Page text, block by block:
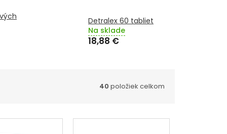
Detralex 60 tabliet
Na sklade
18,88 €
40 položiek celkom